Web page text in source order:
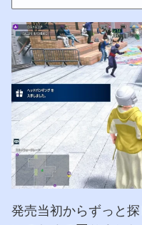
発売当初からずっと